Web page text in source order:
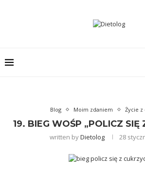
Blog Moim zdaniem Życie z
19. BIEG WOŚP „POLICZ SIĘ
written byDietolog 28